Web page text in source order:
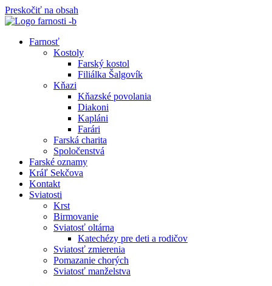
Preskočiť na obsah
Farnosť
Kostoly
Farský kostol
Filiálka Šalgovík
Kňazi
Kňazské povolania
Diakoni
Kapláni
Farári
Farská charita
Spoločenstvá
Farské oznamy
Kráľ Sekčova
Kontakt
Sviatosti
Krst
Birmovanie
Sviatosť oltárna
Katechézy pre deti a rodičov
Sviatosť zmierenia
Pomazanie chorých
Sviatosť manželstva